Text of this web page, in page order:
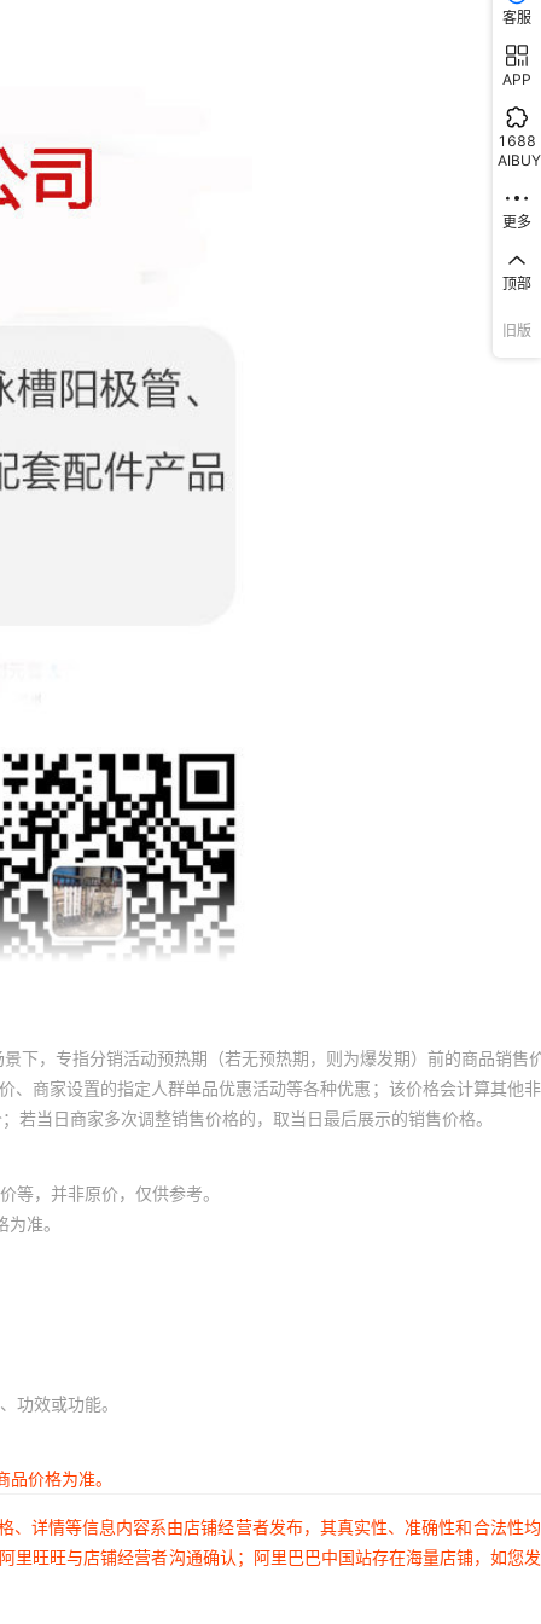
下，专指分销活动预热期（若无预热期，则为爆发期）前的商品销售
商家设置的指定人群单品优惠活动等各种优惠；该价格会计算其他
当日商家多次调整销售价格的，取当日最后展示的销售价格。
等，并非原价，仅供参考。
准。
功效或功能。
价格为准。
详情等信息内容系由店铺经营者发布，其真实性、准确性和合法性
旺旺与店铺经营者沟通确认；阿里巴巴中国站存在海量店铺，如您
客服
APP
1688
AIBUY
更多
顶部
旧版